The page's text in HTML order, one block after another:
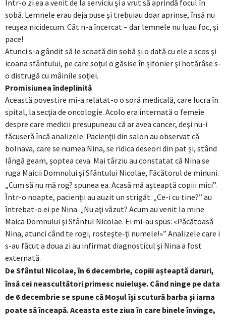
Într-o zi ea a venit de la serviciu şi a vrut să aprindă focul în
sobă. Lemnele erau deja puse şi trebuiau doar aprinse, însă nu
reuşea nicidecum. Cât n-a încercat – dar lemnele nu luau foc, şi
pace!
Atunci s-a gândit să le scoată din sobă şi o dată cu ele a scos şi
icoana sfântului, pe care soţul o găsise în şifonier şi hotărâse s-
o distrugă cu mâinile soţiei.
Promisiunea îndeplinită
Această povestire mi-a relatat-o o soră medicală, care lucra în
spital, la secţia de oncologie. Acolo era internată o femeie
despre care medicii presupuneau că ar avea cancer, deşi nu-i
făcuseră încă analizele. Pacienţii din salon au observat că
bolnava, care se numea Nina, se ridica deseori din pat şi, stând
lângă geam, şoptea ceva. Mai târziu au constatat că Nina se
ruga Maicii Domnului şi Sfântului Nicolae, Făcătorul de minuni.
„Cum să nu mă rog? spunea ea. Acasă mă aşteaptă copiii mici”.
Într-o noapte, pacienţii au auzit un strigăt. „Ce-i cu tine?” au
întrebat-o ei pe Nina. „Nu aţi văzut? Acum au venit la mine
Maica Domnului şi Sfântul Nicolae. Ei mi-au spus: «Păcătoasă
Nina, atunci când te rogi, rosteşte-ţi numele!»” Analizele care i
s-au făcut a doua zi au infirmat diagnosticul şi Nina a fost
externată.
De Sfântul Nicolae, în 6 decembrie, copiii așteaptă daruri,
însă cei neascultători primesc nuieluşe. Când ninge pe data
de 6 decembrie se spune că Moşul îşi scutură barba şi iarna
poate să înceapă. Aceasta este ziua în care binele învinge,